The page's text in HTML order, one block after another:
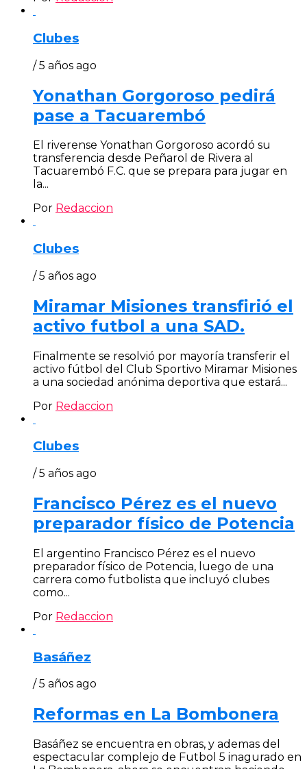
Clubes
/ 5 años ago
Yonathan Gorgoroso pedirá
pase a Tacuarembó
El riverense Yonathan Gorgoroso acordó su
transferencia desde Peñarol de Rivera al
Tacuarembó F.C. que se prepara para jugar en
la...
Por Redaccion
Clubes
/ 5 años ago
Miramar Misiones transfirió el
activo futbol a una SAD.
Finalmente se resolvió por mayoría transferir el
activo fútbol del Club Sportivo Miramar Misiones
a una sociedad anónima deportiva que estará...
Por Redaccion
Clubes
/ 5 años ago
Francisco Pérez es el nuevo
preparador físico de Potencia
El argentino Francisco Pérez es el nuevo
preparador físico de Potencia, luego de una
carrera como futbolista que incluyó clubes
como...
Por Redaccion
Basáñez
/ 5 años ago
Reformas en La Bombonera
Basáñez se encuentra en obras, y ademas del
espectacular complejo de Futbol 5 inagurado en